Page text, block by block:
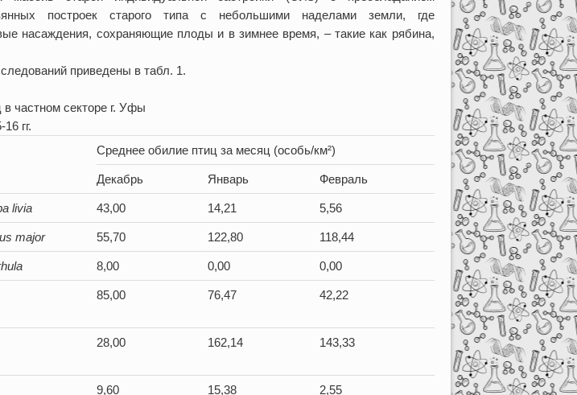
построек старого типа с небольшими наделами земли, где
насаждения, сохраняющие плоды и в зимнее время, – такие как рябина,
приведены в табл. 1.
частном секторе г. Уфы
гг.
Среднее обилие птиц за месяц (особь/км²)
Декабрь Январь Февраль
livia 43,00 14,21 5,56
major 55,70 122,80 118,44
8,00 0,00 0,00
85,00 76,47 42,22
28,00 162,14 143,33
9,60 15,38 2,55